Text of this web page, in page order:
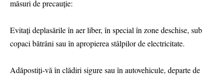
măsuri de precauție:
Evitați deplasările în aer liber, în special în zone deschise, sub
copaci bătrâni sau în apropierea stâlpilor de electricitate.
Adăpostiți-vă în clădiri sigure sau în autovehicule, departe de